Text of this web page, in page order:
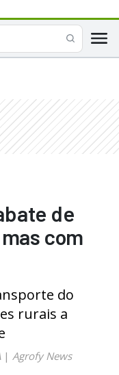
de
com
do
rurais a
| Agrofy News